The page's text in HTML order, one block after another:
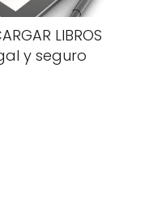
LIBROS
y seguro